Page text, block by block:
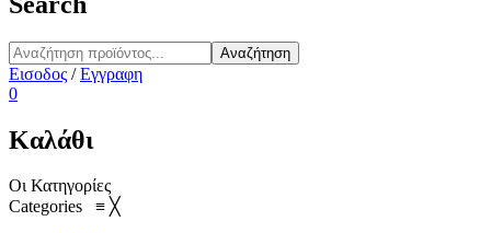
Αναζήτηση
Εισοδος /Εγγραφη
0
Καλάθι
Οι Κατηγορίες
Categories ≡ ╳